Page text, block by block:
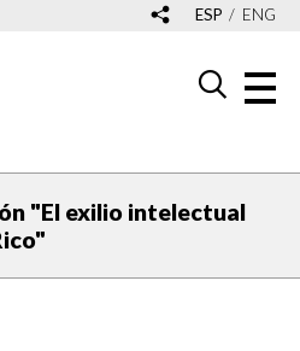
ESP ENG
"El exilio intelectual